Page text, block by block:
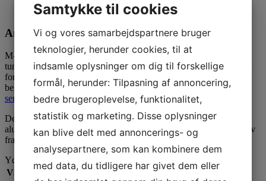
Mulighed for specialdesignede servicetavler
Anvendelse af M-tavler
M-tavler er især relevante ved motorveje, landeveje, rastepladser,
turistområder, bygrænser og naturområder, hvor de hjælper med at
formidle vigtig service information til både lokale og
besøgende.Her kan du se listen med samtlige godkendte
servicetavler.
Denne M-tavle 50×50 cm. er udført i 2 mm søvandsbestandig
aluminium med CE-mærket reflekstype 3. Opfylder gældende krav
fra Vejdirektoratet. Se opsætningsudstyr
Yderligere information
Vægt
1,500 kg
Samtykke til cookies
Vi og vores samarbejdspartnere bruger
teknologier, herunder cookies, til at
indsamle oplysninger om dig til forskellige
formål, herunder: Tilpasning af annoncering,
bedre brugeroplevelse, funktionalitet,
statistik og marketing. Disse oplysninger
kan blive delt med annoncerings- og
analysepartnere, som kan kombinere dem
med data, du tidligere har givet dem eller